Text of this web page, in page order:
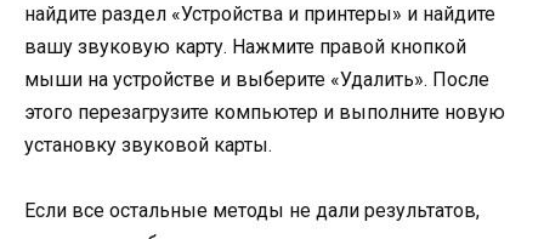
найдите раздел «Устройства и принтеры» и найдите
вашу звуковую карту. Нажмите правой кнопкой
мыши на устройстве и выберите «Удалить». После
этого перезагрузите компьютер и выполните новую
установку звуковой карты.
Если все остальные методы не дали результатов,